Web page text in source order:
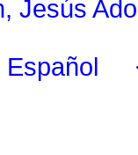
Jesús